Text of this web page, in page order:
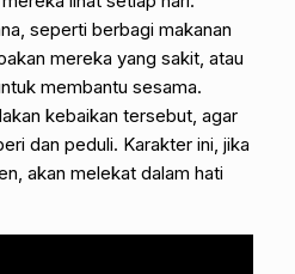
seperti berbagi makanan
mereka yang sakit, atau
membantu sesama.
kebaikan tersebut, agar
dan peduli. Karakter ini, jika
akan melekat dalam hati